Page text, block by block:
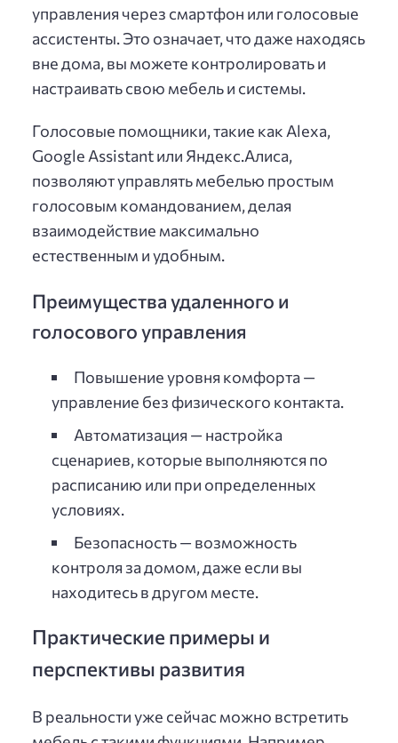
управления через смартфон или голосовые
ассистенты. Это означает, что даже находясь
вне дома, вы можете контролировать и
настраивать свою мебель и системы.
Голосовые помощники, такие как Alexa,
Google Assistant или Яндекс.Алиса,
позволяют управлять мебелью простым
голосовым командованием, делая
взаимодействие максимально
естественным и удобным.
Преимущества удаленного и
голосового управления
Повышение уровня комфорта —
управление без физического контакта.
Автоматизация — настройка
сценариев, которые выполняются по
расписанию или при определенных
условиях.
Безопасность — возможность
контроля за домом, даже если вы
находитесь в другом месте.
Практические примеры и
перспективы развития
В реальности уже сейчас можно встретить